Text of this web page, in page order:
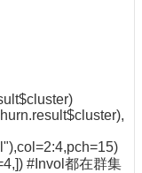
#Invol都在群集